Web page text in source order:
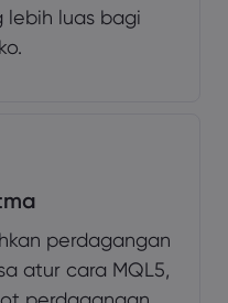
lebih luas bagi
perdagangan
atur cara MQL5,